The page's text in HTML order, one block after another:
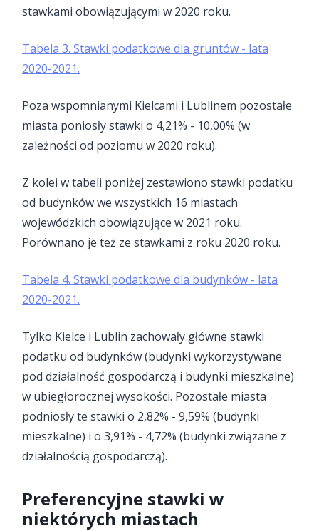
stawkami obowiązującymi w 2020 roku.
Tabela 3. Stawki podatkowe dla gruntów - lata
2020-2021.
Poza wspomnianymi Kielcami i Lublinem pozostałe
miasta poniosły stawki o 4,21% - 10,00% (w
zależności od poziomu w 2020 roku).
Z kolei w tabeli poniżej zestawiono stawki podatku
od budynków we wszystkich 16 miastach
wojewódzkich obowiązujące w 2021 roku.
Porównano je też ze stawkami z roku 2020 roku.
Tabela 4. Stawki podatkowe dla budynków - lata
2020-2021.
Tylko Kielce i Lublin zachowały główne stawki
podatku od budynków (budynki wykorzystywane
pod działalność gospodarczą i budynki mieszkalne)
w ubiegłorocznej wysokości. Pozostałe miasta
podniosły te stawki o 2,82% - 9,59% (budynki
mieszkalne) i o 3,91% - 4,72% (budynki związane z
działalnością gospodarczą).
Preferencyjne stawki w
niektórych miastach